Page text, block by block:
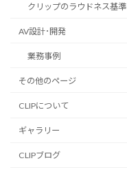
クリップのラウドネス基準
AV設計･開発
業務事例
その他のページ
CLIPについて
ギャラリー
CLIPブログ